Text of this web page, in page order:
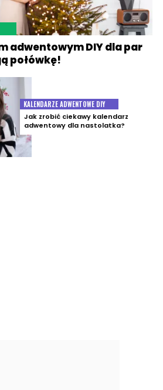
adwentowym DIY dla par
połówkę!
KALENDARZE ADWENTOWE DIY
Jak zrobić ciekawy kalendarz
adwentowy dla nastolatka?